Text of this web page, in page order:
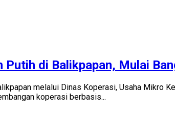
di Balikpapan, Mulai
melalui Dinas Koperasi, Usaha Mikro
koperasi berbasis...